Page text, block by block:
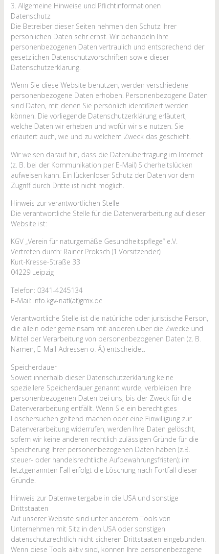
3. Allgemeine Hinweise und Pflicht­informationen
Datenschutz
Die Betreiber dieser Seiten nehmen den Schutz Ihrer
persönlichen Daten sehr ernst. Wir behandeln Ihre
personenbezogenen Daten vertraulich und entsprechend der
gesetzlichen Datenschutzvorschriften sowie dieser
Datenschutzerklärung.
Wenn Sie diese Website benutzen, werden verschiedene
personenbezogene Daten erhoben. Personenbezogene Daten
sind Daten, mit denen Sie persönlich identifiziert werden
können. Die vorliegende Datenschutzerklärung erläutert,
welche Daten wir erheben und wofür wir sie nutzen. Sie
erläutert auch, wie und zu welchem Zweck das geschieht.
Wir weisen darauf hin, dass die Datenübertragung im Internet
(z. B. bei der Kommunikation per E-Mail) Sicherheitslücken
aufweisen kann. Ein lückenloser Schutz der Daten vor dem
Zugriff durch Dritte ist nicht möglich.
Hinweis zur verantwortlichen Stelle
Die verantwortliche Stelle für die Datenverarbeitung auf dieser
Website ist:
KGV „Verein für naturgemäße Gesundheitspflege“ e.V.
Vertreten durch: Rainer Proksch (1.Vorsitzender)
Kurt-Kresse-Straße 33
04229 Leipzig
Telefon: 0341-4245134
E-Mail: info.kgv-natl(at)gmx.de
Verantwortliche Stelle ist die natürliche oder juristische Person,
die allein oder gemeinsam mit anderen über die Zwecke und
Mittel der Verarbeitung von personenbezogenen Daten (z. B.
Namen, E-Mail-Adressen o. Ä.) entscheidet.
Speicherdauer
Soweit innerhalb dieser Datenschutzerklärung keine
speziellere Speicherdauer genannt wurde, verbleiben Ihre
personenbezogenen Daten bei uns, bis der Zweck für die
Datenverarbeitung entfällt. Wenn Sie ein berechtigtes
Löschersuchen geltend machen oder eine Einwilligung zur
Datenverarbeitung widerrufen, werden Ihre Daten gelöscht,
sofern wir keine anderen rechtlich zulässigen Gründe für die
Speicherung Ihrer personenbezogenen Daten haben (z.B.
steuer- oder handelsrechtliche Aufbewahrungsfristen); im
letztgenannten Fall erfolgt die Löschung nach Fortfall dieser
Gründe.
Hinweis zur Datenweitergabe in die USA und sonstige
Drittstaaten
Auf unserer Website sind unter anderem Tools von
Unternehmen mit Sitz in den USA oder sonstigen
datenschutzrechtlich nicht sicheren Drittstaaten eingebunden.
Wenn diese Tools aktiv sind, können Ihre personenbezogene